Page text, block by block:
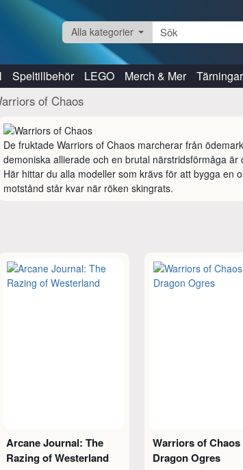
Alla kategorier
Speltillbehör LEGO Merch & Mer Tärningar
of Chaos
De fruktade Warriors of Chaos marcherar från
demoniska allierade och en brutal närstridsförmåga
Här hittar du alla modeller som krävs för att bygga en
motstånd står kvar när röken skingrats.
Arcane Journal: The
Razing of Westerland
Warriors of Chaos
Dragon Ogres